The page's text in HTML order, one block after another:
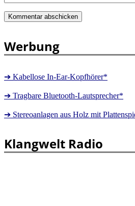
Werbung
➔ Kabellose In-Ear-Kopfhörer*
➔ Tragbare Bluetooth-Lautsprecher*
➔ Stereoanlagen aus Holz mit
Klangwelt Radio